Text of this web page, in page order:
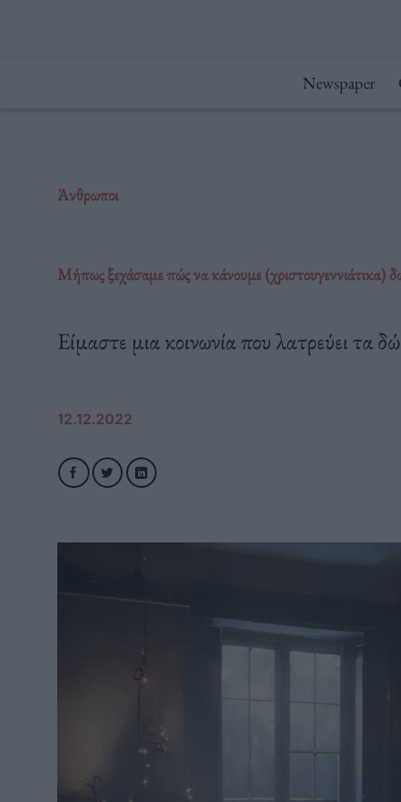
Newspaper
Άνθρωποι
Μήπως ξεχάσαμε πώς να κάνουμε (χριστουγεννιάτικα)
Είμαστε μια κοινωνία που λατρεύει τα
12.12.2022